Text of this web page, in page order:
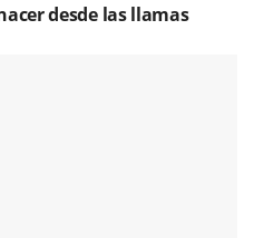
desde las llamas